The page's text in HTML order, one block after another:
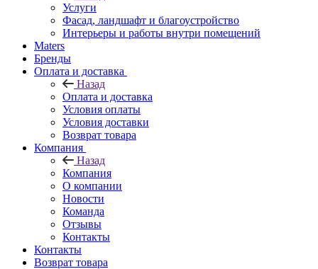
Услуги
Фасад, ландшафт и благоустройство
Интерьеры и работы внутри помещений
Maters
Бренды
Оплата и доставка
Назад
Оплата и доставка
Условия оплаты
Условия доставки
Возврат товара
Компания
Назад
Компания
О компании
Новости
Команда
Отзывы
Контакты
Контакты
Возврат товара